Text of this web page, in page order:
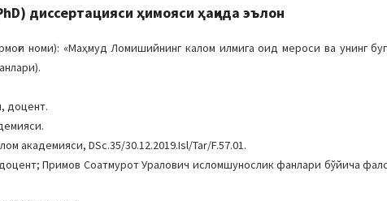
диссертацияси ҳимояси ҳақида эълон
номи): «Маҳмуд Ломишийнинг калом илмига оид мероси ва унинг
доцент.
академияси, DSc.35/30.12.2019.Isl/Tar/F.57.01.
Примов Соатмурот Уралович исломшунослик фанлари бўйича